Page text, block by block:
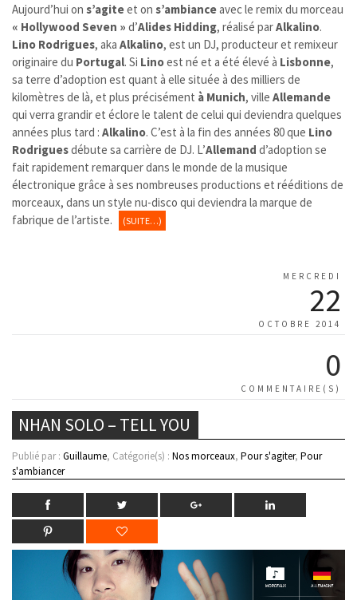
Aujourd’hui on s’agiteet on s’ambianceavec le remix du morceau
« Hollywood Seven » d’Alides Hidding, réalisé parAlkalino.
Lino Rodrigues, aka Alkalino, est un DJ, producteur et remixeur
originaire du Portugal. Si Linoest né et a été élevé à Lisbonne,
sa terre d’adoption est quant à elle située à des milliers de
kilomètres de là, et plus précisément à Munich, ville Allemande
qui verra grandir et éclore le talent de celui qui deviendra quelques
années plus tard : Alkalino. C’est à la fin des années 80 que Lino
Rodriguesdébute sa carrière de DJ. L’Allemand d’adoption se
fait rapidement remarquer dans le monde de la musique
électronique grâce à ses nombreuses productions et rééditions de
morceaux, dans un style nu-disco qui deviendra la marque de
fabrique de l’artiste.
(SUITE…)
MERCREDI
22
OCTOBRE 2014
0
COMMENTAIRE(S)
NHAN SOLO – TELL YOU
Publié par : Guillaume, Catégorie(s) : Nos morceaux, Pour s'agiter, Pour
s'ambiancer